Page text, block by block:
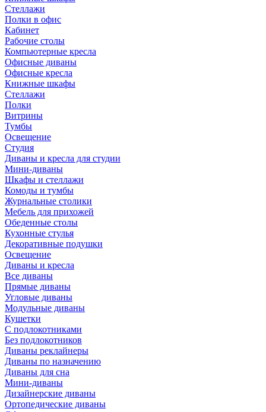
Стеллажи
Полки в офис
Кабинет
Рабочие столы
Компьютерные кресла
Офисные диваны
Офисные кресла
Книжные шкафы
Стеллажи
Полки
Витрины
Тумбы
Освещение
Студия
Диваны и кресла для студии
Мини-диваны
Шкафы и стеллажи
Комоды и тумбы
Журнальные столики
Мебель для прихожей
Обеденные столы
Кухонные стулья
Декоративные подушки
Освещение
Диваны и кресла
Все диваны
Прямые диваны
Угловые диваны
Модульные диваны
Кушетки
С подлокотниками
Без подлокотников
Диваны реклайнеры
Диваны по назначению
Диваны для сна
Мини-диваны
Дизайнерские диваны
Ортопедические диваны